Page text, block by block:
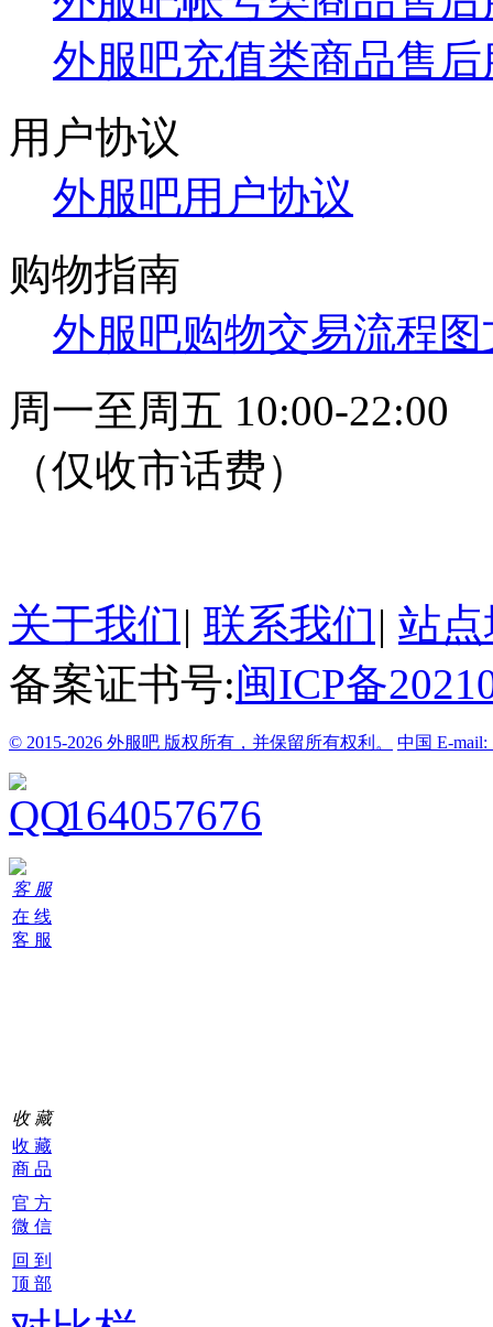
外服吧充值类商品售后
用户协议
外服吧用户协议
购物指南
外服吧购物交易流程
周一至周五 10:00-22:00
（仅收市话费）
关于我们 | 联系我们 | 站
备案证书号:闽ICP备
© 2015-2026 外服吧 版权所有，并保留所有权利。 中国 E-mail:
164057676
客 服
在 线
客 服
收 藏
收 藏
商 品
官 方
微 信
回 到
顶 部